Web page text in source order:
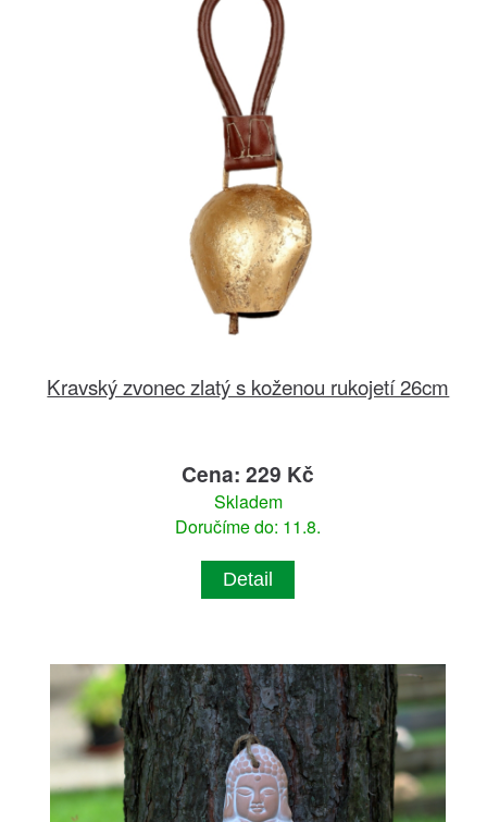
Kravský zvonec zlatý s koženou rukojetí 26cm
Cena: 229 Kč
Skladem
Doručíme do: 11.8.
Detail